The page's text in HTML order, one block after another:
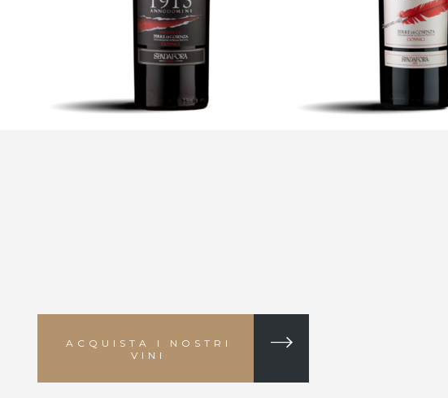
ACQUISTA I NOSTRI
VINI